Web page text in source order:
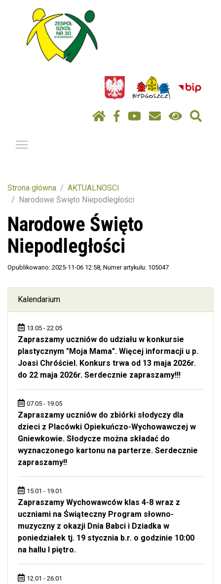
Strona główna
AKTUALNOSCI
Narodowe Święto Niepodległości
Narodowe Święto
Niepodległości
Opublikowano: 2025-11-06 12:58 , Numer artykułu: 105047
Kalendarium
13.05 - 22.05
Zapraszamy uczniów do udziału w konkursie
plastycznym "Moja Mama". Więcej informacji u p.
Joasi Chróściel. Konkurs trwa od 13 maja 2026r.
do 22 maja 2026r. Serdecznie zapraszamy!!!
07.05 - 19.05
Zapraszamy uczniów do zbiórki słodyczy dla
dzieci z Placówki Opiekuńczo-Wychowawczej w
Gniewkowie. Słodycze można składać do
wyznaczonego kartonu na parterze. Serdecznie
zapraszamy!!
15.01 - 19.01
Zapraszamy Wychowawców klas 4-8 wraz z
uczniami na Świąteczny Program słowno-
muzyczny z okazji Dnia Babci i Dziadka w
poniedziałek tj. 19 stycznia b.r. o godzinie 10:00
na hallu I piętro.
12.01 - 26.01